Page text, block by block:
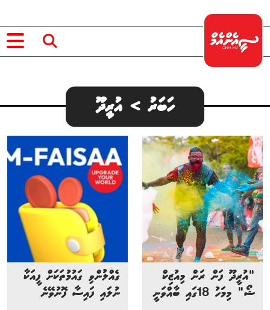
ހަބަރު > އުރީދޫ
"އުރީދޫ ފަން ރަން މިއުޒިކް
ޝޯ" މިމަހު 18ގައި ބާއްވަނީ
ގެއްލުންވި ގައުމުތަކަށް ފީއަކާ
ނުލައި ފައިސާ ފޮނުވޭނެ